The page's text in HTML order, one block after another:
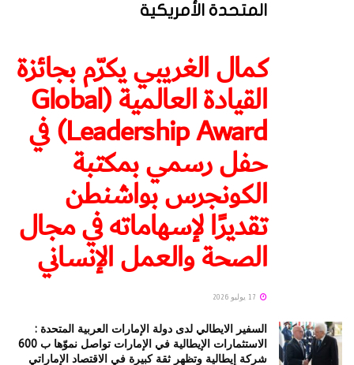
المتحدة الأمريكية
كمال الغريبي يكرّم بجائزة
القيادة العالمية (Global
Leadership Award) في
حفل رسمي بمكتبة
الكونجرس بواشنطن
تقديرًا لإسهاماته في مجال
الصحة والعمل الإنساني
السفير الايطالي لدى دولة الإمارات العربية المتحدة :
الاستثمارات الإيطالية في الإمارات تواصل نموّها ب 600
شركة إيطالية وتظهر ثقة كبيرة في الاقتصاد الإماراتي